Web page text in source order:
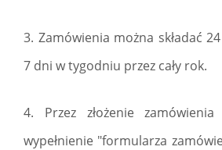
3. Zamówienia można składać
7 dni w tygodniu przez cały rok.
4. Przez złożenie
wypełnienie "formularza